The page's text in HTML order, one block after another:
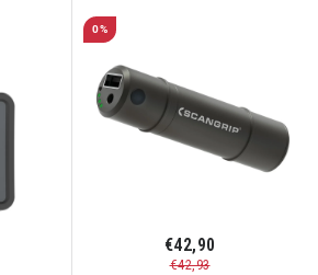
0%
€42,90
€42,93